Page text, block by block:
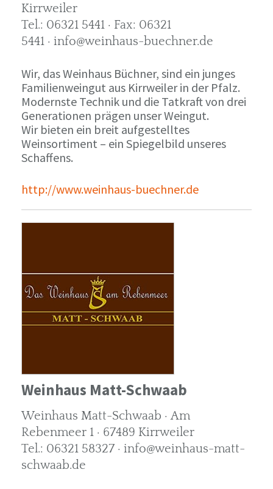
Kirrweiler
Tel.: 06321 5441 · Fax: 06321
5441 · info@weinhaus-buechner.de
Wir, das Weinhaus Büchner, sind ein junges
Familienweingut aus Kirrweiler in der Pfalz.
Modernste Technik und die Tatkraft von drei
Generationen prägen unser Weingut.
Wir bieten ein breit aufgestelltes
Weinsortiment – ein Spiegelbild unseres
Schaffens.
http://www.weinhaus-buechner.de
Weinhaus Matt-Schwaab
Weinhaus Matt-Schwaab · Am
Rebenmeer 1 · 67489 Kirrweiler
Tel.: 06321 58327 · info@weinhaus-matt-
schwaab.de